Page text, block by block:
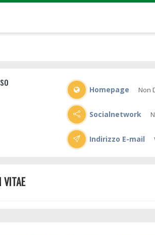
Homepage Non
Socialnetwork
Indirizzo E-mail
VITAE